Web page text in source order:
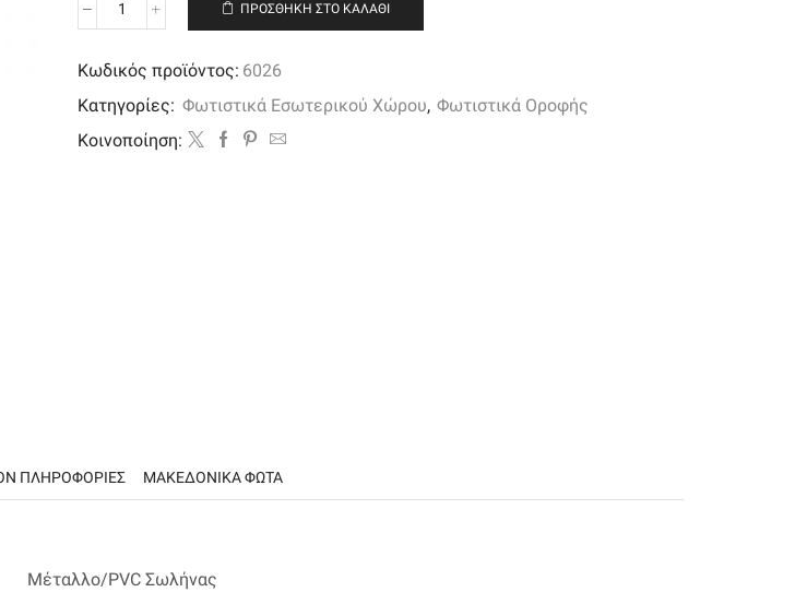
Κρεμαστό
από
μαύρο
μέταλλο
σωλήνα
ΠΡΟΣΘΉΚΗ ΣΤΟ ΚΑΛΆΘΙ
Κωδικός προϊόντος: 6026
Κατηγορίες: Φωτιστικά Εσωτερικού Χώρου, Φωτιστικά Οροφής
Kοινοποίηση:
ΠΛΗΡΟΦΟΡΊΕΣ ΜΑΚΕΔΟΝΙΚΑ ΦΩΤΑ
Μέταλλο/PVC Σωλήνας